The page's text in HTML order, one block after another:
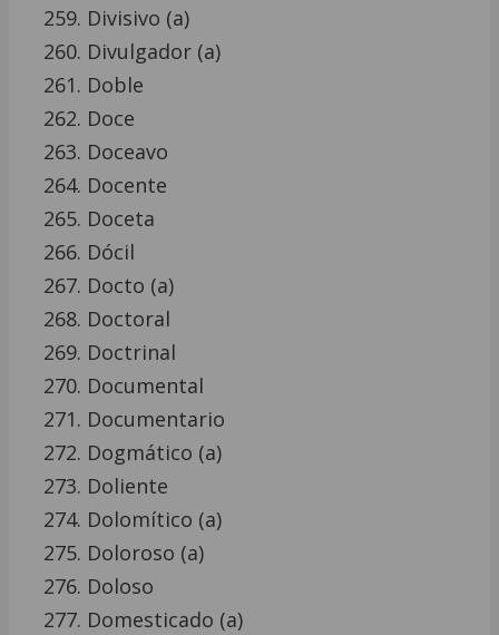
Divisivo (a)
Divulgador (a)
Doble
Doce
Doceavo
Docente
Doceta
Dócil
Docto (a)
Doctoral
Doctrinal
Documental
Documentario
Dogmático (a)
Doliente
Dolomítico (a)
Doloroso (a)
Doloso
Domesticado (a)